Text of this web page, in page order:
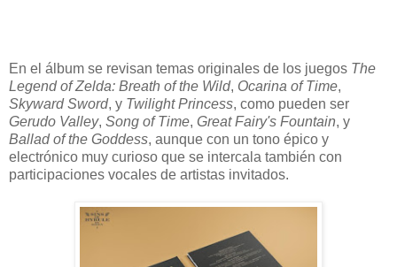
En el álbum se revisan temas originales de los juegos The
Legend of Zelda: Breath of the Wild, Ocarina of Time,
Skyward Sword, y Twilight Princess, como pueden ser
Gerudo Valley, Song of Time, Great Fairy's Fountain, y
Ballad of the Goddess, aunque con un tono épico y
electrónico muy curioso que se intercala también con
participaciones vocales de artistas invitados.